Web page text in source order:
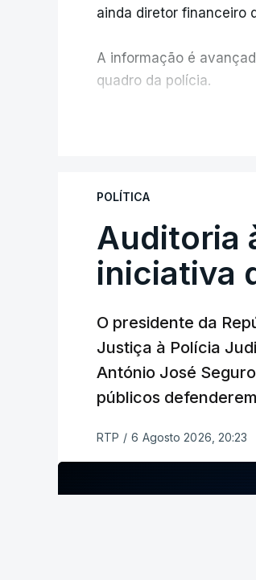
ainda diretor financeiro
A informação é
quadro da polícia.
POLÍTICA
Auditoria
iniciativa
O presidente da
Justiça à Polícia
António José
públicos
RTP / 6 Agosto 2026, 20:23